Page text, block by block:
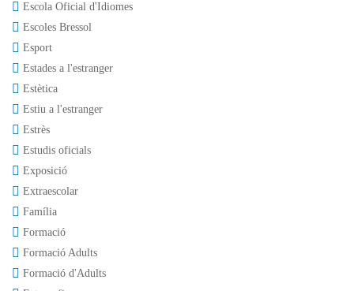
Escola Oficial d'Idiomes
Escoles Bressol
Esport
Estades a l'estranger
Estètica
Estiu a l'estranger
Estrès
Estudis oficials
Exposició
Extraescolar
Família
Formació
Formació Adults
Formació d'Adults